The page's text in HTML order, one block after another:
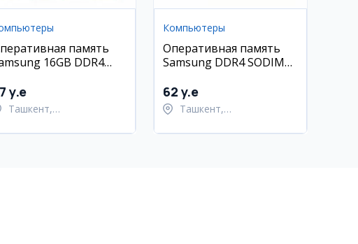
память
16GB DDR4
y.e
Ташкент,
Компьютеры
Оперативная память
Samsung DDR4 SODIMM
62 y.e
Ташкент,